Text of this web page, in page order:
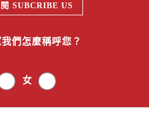
SUBCRIBE US
們怎麼稱呼您？
女